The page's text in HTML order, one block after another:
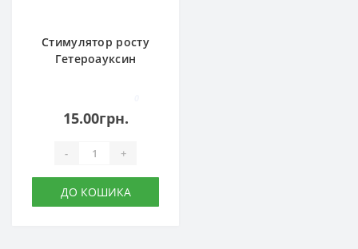
Стимулятор росту
Гетероауксин
15.00грн.
- +
ДО КОШИКА